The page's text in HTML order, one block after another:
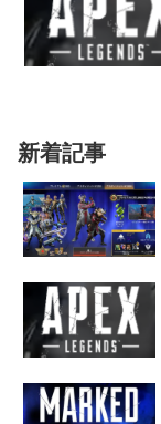
新着記事